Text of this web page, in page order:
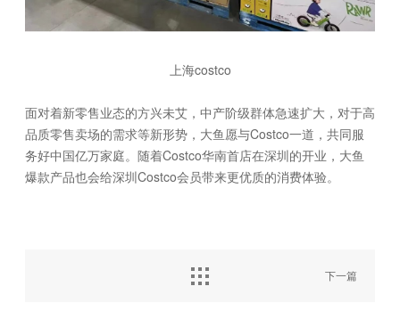
上海costco
面对着新零售业态的方兴未艾，中产阶级群体急速扩大，对于高
品质零售卖场的需求等新形势，大鱼愿与Costco一道，共同服
务好中国亿万家庭。随着Costco华南首店在深圳的开业，大鱼
爆款产品也会给深圳Costco会员带来更优质的消费体验。
下一篇